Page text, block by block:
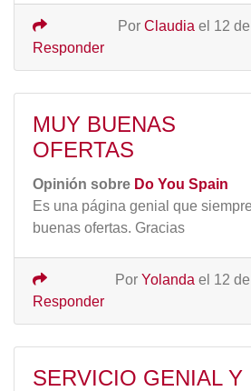
Por Claudia el 12
Responder
MUY BUENAS
OFERTAS
Opinión sobre Do You Spain
Es una página genial que
buenas ofertas. Gracias
Por Yolanda el 12
Responder
SERVICIO GENIAL Y